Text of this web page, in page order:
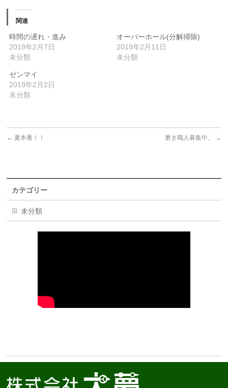
関連
時間の遅れ・進み
2019年2月7日
未分類
オーバーホール(分解掃除)
2019年2月11日
未分類
ゼンマイ
2019年2月2日
未分類
← 夏本番！！ 磨き職人募集中。 →
カテゴリー
未分類